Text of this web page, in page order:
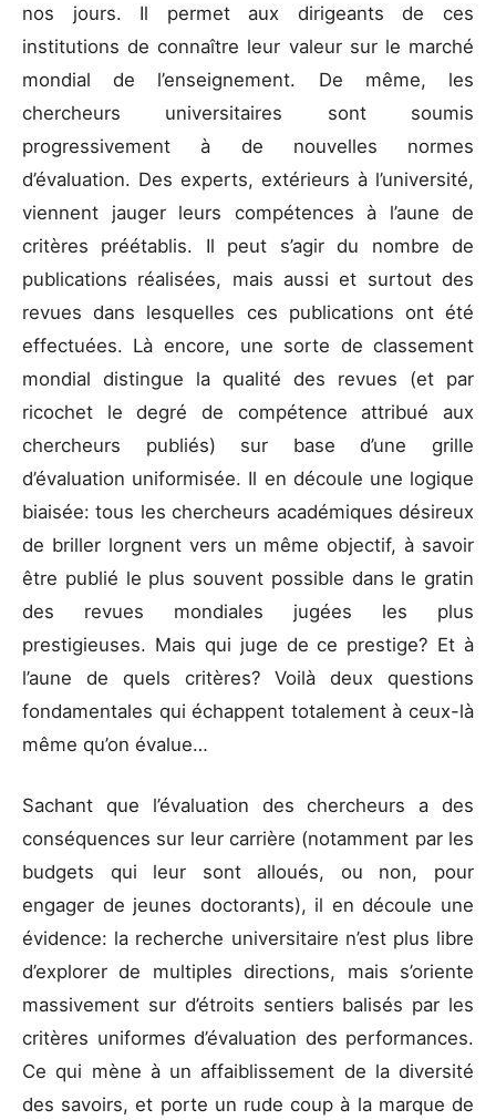
nos jours. Il permet aux dirigeants de ces
institutions de connaître leur valeur sur le marché
mondial de l’enseignement. De même, les
chercheurs universitaires sont soumis
progressivement à de nouvelles normes
d’évaluation. Des experts, extérieurs à l’université,
viennent jauger leurs compétences à l’aune de
critères préétablis. Il peut s’agir du nombre de
publications réalisées, mais aussi et surtout des
revues dans lesquelles ces publications ont été
effectuées. Là encore, une sorte de classement
mondial distingue la qualité des revues (et par
ricochet le degré de compétence attribué aux
chercheurs publiés) sur base d’une grille
d’évaluation uniformisée. Il en découle une logique
biaisée: tous les chercheurs académiques désireux
de briller lorgnent vers un même objectif, à savoir
être publié le plus souvent possible dans le gratin
des revues mondiales jugées les plus
prestigieuses. Mais qui juge de ce prestige? Et à
l’aune de quels critères? Voilà deux questions
fondamentales qui échappent totalement à ceux-là
même qu’on évalue…
Sachant que l’évaluation des chercheurs a des
conséquences sur leur carrière (notamment par les
budgets qui leur sont alloués, ou non, pour
engager de jeunes doctorants), il en découle une
évidence: la recherche universitaire n’est plus libre
d’explorer de multiples directions, mais s’oriente
massivement sur d’étroits sentiers balisés par les
critères uniformes d’évaluation des performances.
Ce qui mène à un affaiblissement de la diversité
des savoirs, et porte un rude coup à la marque de